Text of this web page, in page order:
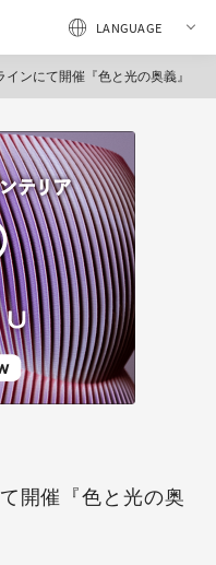
ンにて開催『色と光の奥義』
開催『色と光の奥